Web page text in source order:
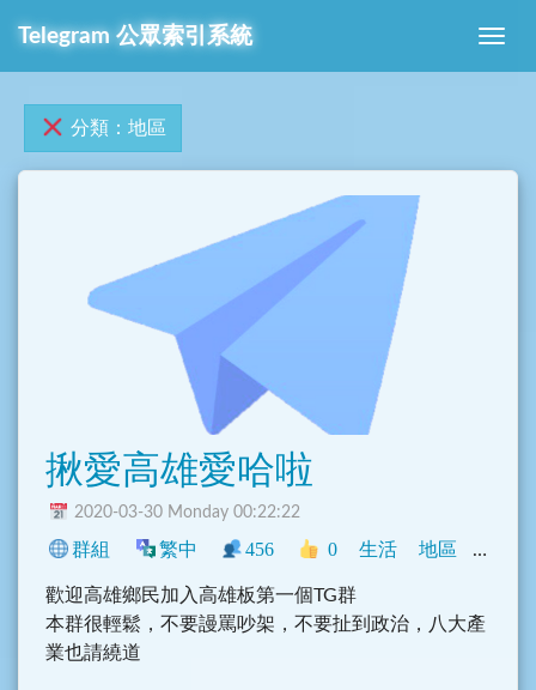
Telegram 公眾索引系統
分類：地區
揪愛高雄愛哈啦
2020-03-30 Monday 00:22:22
群組 繁中 456 0 生活 地區 臺灣
歡迎高雄鄉民加入高雄板第一個TG群
本群很輕鬆，不要謾罵吵架，不要扯到政治，八大產
業也請繞道